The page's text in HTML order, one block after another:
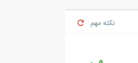
نکته مهم